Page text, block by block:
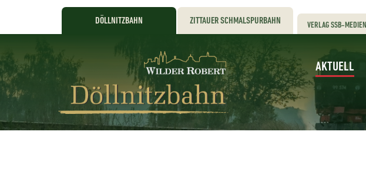
DÖLLNITZBAHN ZITTAUER SCHMALSPURBAHN VERLAG SSB-MEDIEN
AKTUELL